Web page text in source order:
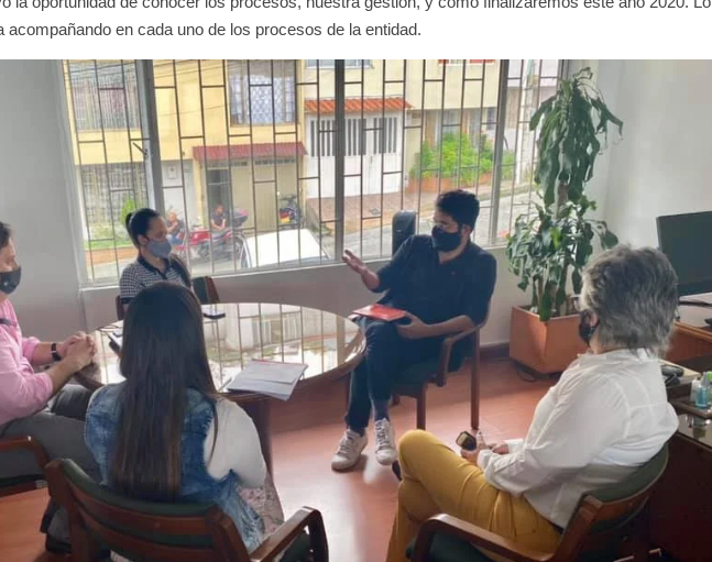
acompañando en cada uno de los procesos de la entidad.